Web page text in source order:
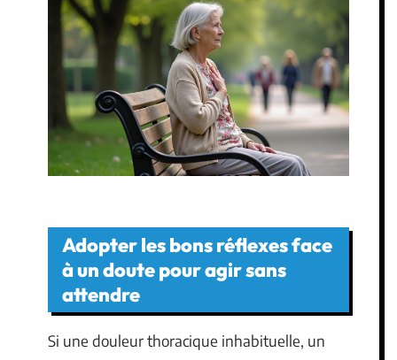
Adopter les bons réflexes face
à un doute pour agir sans
attendre
Si une douleur thoracique inhabituelle, un